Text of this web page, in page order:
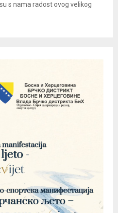
s nama radost ovog velikog